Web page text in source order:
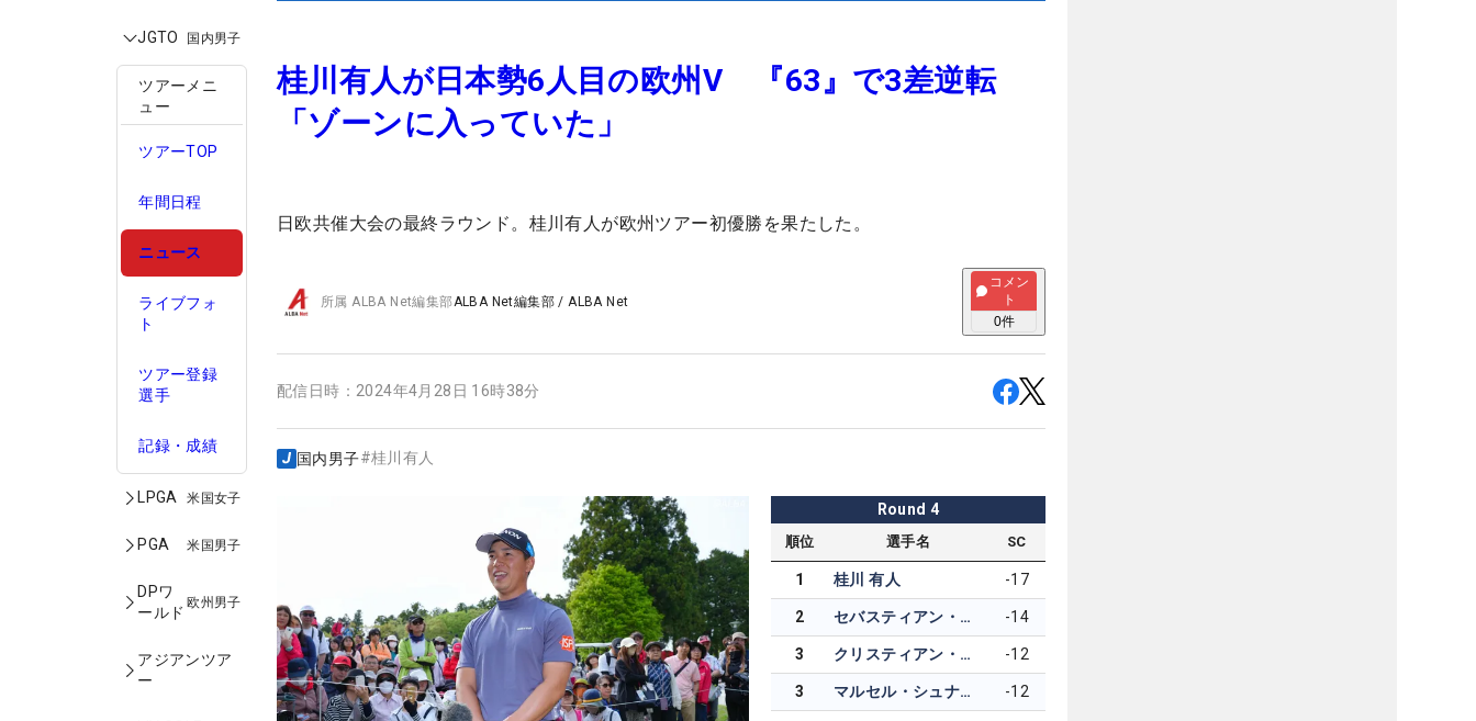
JGTO 国内男子
ツアーメニ
ュー
ツアーTOP
年間日程
ニュース
ライブフォ
ト
ツアー登録
選手
記録・成績
LPGA 米国女子
PGA 米国男子
DPワ
ールド
欧州男子
アジアンツア
ー
桂川有人が日本勢6人目の欧州V 『63』で3差逆転
「ゾーンに入っていた」
日欧共催大会の最終ラウンド。桂川有人が欧州ツアー初優勝を果たした。
所属ALBA Net編集部ALBA Net編集部 /ALBA Net
コメン
ト
0件
配信日時： 2024年4月28日 16時38分
国内男子#桂川有人
Round 4
順位 選手名 SC
1 桂川 有人 -17
2 セバスティアン・ソーデルベリ -14
3 クリスティアン・ベゾイデンハウト -12
3 マルセル・シュナイダー -12